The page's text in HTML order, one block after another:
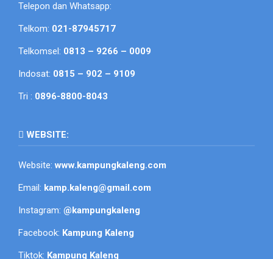
Telepon dan Whatsapp:
Telkom: 021-87945717
Telkomsel: 0813 – 9266 – 0009
Indosat: 0815 – 902 – 9109
Tri : 0896-8800-8043
WEBSITE:
Website:www.kampungkaleng.com
Email: kamp.kaleng@gmail.com
Instagram: @kampungkaleng
Facebook: Kampung Kaleng
Tiktok: Kampung Kaleng